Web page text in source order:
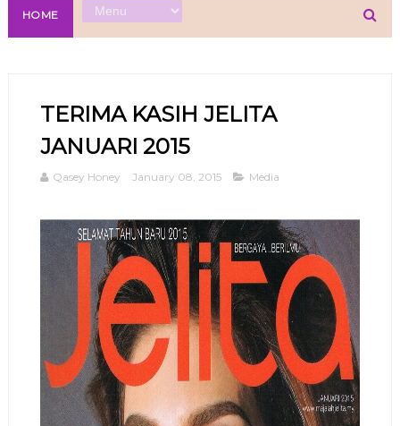
HOME
TERIMA KASIH JELITA
JANUARI 2015
Qasey Honey January 08, 2015 Media